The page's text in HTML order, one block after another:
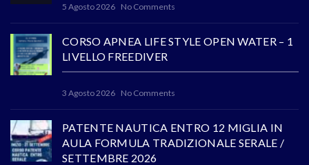
5 Agosto 2026 No Comments
CORSO APNEA LIFE STYLE OPEN WATER – 1
LIVELLO FREEDIVER
3 Agosto 2026 No Comments
PATENTE NAUTICA ENTRO 12 MIGLIA IN
AULA FORMULA TRADIZIONALE SERALE /
SETTEMBRE 2026